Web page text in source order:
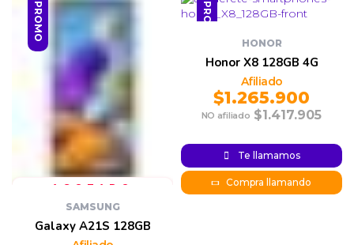
PROMO
SAMSUNG
Galaxy A21S 128GB
PROMO
HONOR
Honor X8 128GB 4G
$1.417.905
Original
price was:
$1.417.905.
$1.265.900
Current
price is:
$1.265.900.
Te llamamos
Compra llamando